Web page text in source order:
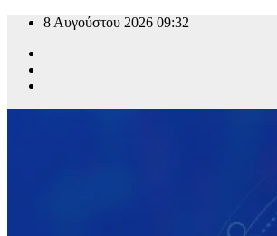
8 Αυγούστου 2026 09:32